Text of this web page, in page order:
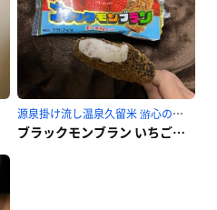
源泉掛け流し温泉久留米 游心の湯のサ活
ブラックモンブラン いちごさん